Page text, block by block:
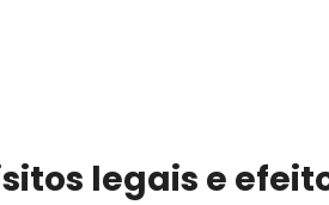
legais e